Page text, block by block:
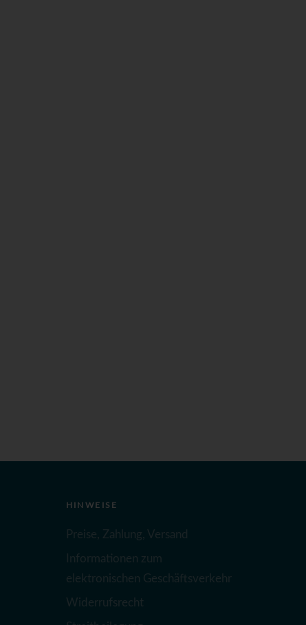
HINWEISE
Preise, Zahlung, Versand
Informationen zum
elektronischen Geschäftsverkehr
Widerrufsrecht